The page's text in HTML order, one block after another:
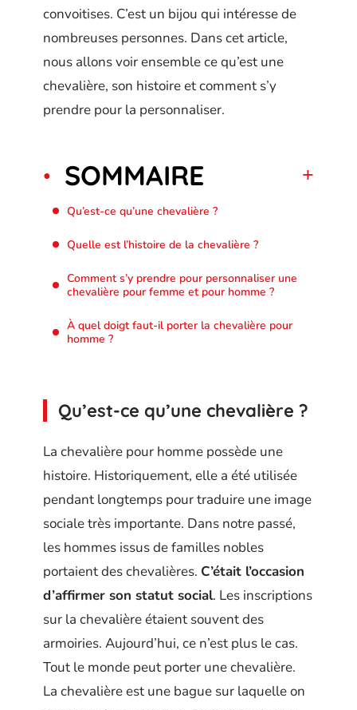
convoitises. C’est un bijou qui intéresse de
nombreuses personnes. Dans cet article,
nous allons voir ensemble ce qu’est une
chevalière, son histoire et comment s’y
prendre pour la personnaliser.
SOMMAIRE
Qu’est-ce qu’une chevalière ?
Quelle est l’histoire de la chevalière ?
Comment s’y prendre pour personnaliser une
chevalière pour femme et pour homme ?
À quel doigt faut-il porter la chevalière pour
homme ?
Qu’est-ce qu’une chevalière ?
La chevalière pour homme possède une
histoire. Historiquement, elle a été utilisée
pendant longtemps pour traduire une image
sociale très importante. Dans notre passé,
les hommes issus de familles nobles
portaient des chevalières. C’était l’occasion
d’affirmer son statut social. Les inscriptions
sur la chevalière étaient souvent des
armoiries. Aujourd’hui, ce n’est plus le cas.
Tout le monde peut porter une chevalière.
La chevalière est une bague sur laquelle on